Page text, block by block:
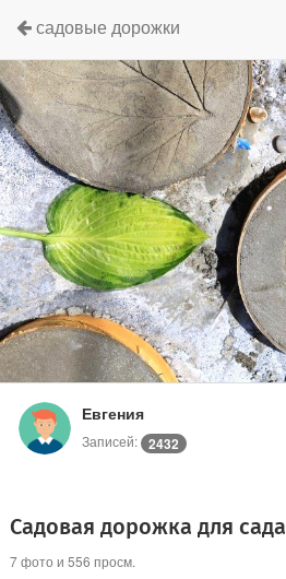
садовые дорожки
Евгения
Записей: 2432
Садовая дорожка для сада
7 фото и 556 просм.